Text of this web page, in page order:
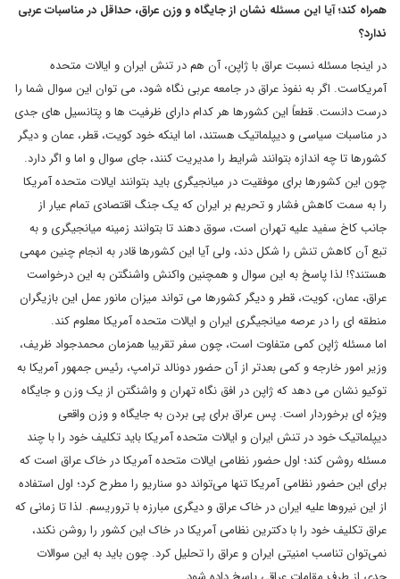
همراه کند؛ آیا این مسئله نشان از جایگاه و وزن عراق، حداقل در مناسبات عربی
ندارد؟
در اینجا مسئله نسبت عراق با ژاپن، آن هم در تنش ایران و ایالات متحده
آمریکاست. اگر به نفوذ عراق در جامعه عربی نگاه شود، می توان این سوال شما را
درست دانست. قطعاً این کشورها هر کدام دارای ظرفیت ها و پتانسیل های جدی
در مناسبات سیاسی و دیپلماتیک هستند، اما اینکه خود کویت، قطر، عمان و دیگر
کشورها تا چه اندازه بتوانند شرایط را مدیریت کنند، جای سوال و اما و اگر دارد.
چون این کشورها برای موفقیت در میانجیگری باید بتوانند ایالات متحده آمریکا
را به سمت کاهش فشار و تحریم بر ایران که یک جنگ اقتصادی تمام عیار از
جانب کاخ سفید علیه تهران است، سوق دهند تا بتوانند زمینه میانجیگری و به
تبع آن کاهش تنش را شکل دند، ولی آیا این کشورها قادر به انجام چنین مهمی
هستند؟! لذا پاسخ به این سوال و همچنین واکنش واشنگتن به این درخواست
عراق، عمان، کویت، قطر و دیگر کشورها می تواند میزان مانور عمل این بازیگران
منطقه ای را در عرصه میانجیگری ایران و ایالات متحده آمریکا معلوم کند.
اما مسئله ژاپن کمی متفاوت است، چون سفر تقریبا همزمان محمدجواد ظریف،
وزیر امور خارجه و کمی بعدتر از آن حضور دونالد ترامپ، رئیس جمهور آمریکا به
توکیو نشان می دهد که ژاپن در افق نگاه تهران و واشنگتن از یک وزن و جایگاه
ویژه ای برخوردار است. پس عراق برای پی بردن به جایگاه و وزن واقعی
دیپلماتیک خود در تنش ایران و ایالات متحده آمریکا باید تکلیف خود را با چند
مسئله روشن کند؛ اول حضور نظامی ایالات متحده آمریکا در خاک عراق است که
برای این حضور نظامی آمریکا تنها می‌تواند دو سناریو را مطرح کرد؛ اول استفاده
از این نیروها علیه ایران در خاک عراق و دیگری مبارزه با تروریسم. لذا تا زمانی که
عراق تکلیف خود را با دکترین نظامی آمریکا در خاک این کشور را روشن نکند،
نمی‌توان تناسب امنیتی ایران و عراق را تحلیل کرد. چون باید به این سوالات